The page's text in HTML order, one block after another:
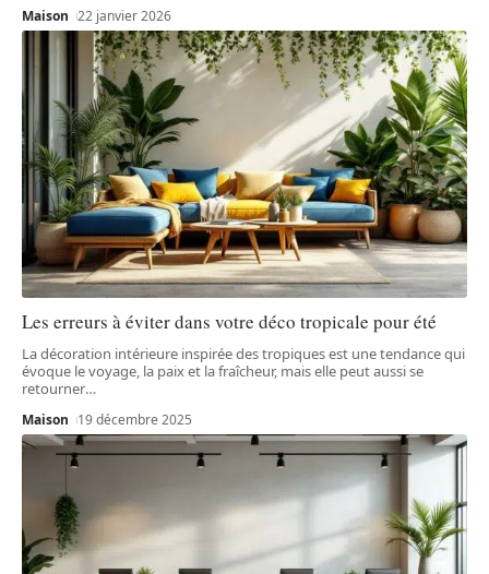
Maison 22 janvier 2026
Les erreurs à éviter dans votre déco tropicale pour été
La décoration intérieure inspirée des tropiques est une tendance qui
évoque le voyage, la paix et la fraîcheur, mais elle peut aussi se
retourner…
Maison 19 décembre 2025